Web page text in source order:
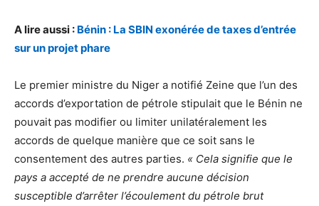
A lire aussi : Bénin : La SBIN exonérée de taxes d’entrée
sur un projet phare
Le premier ministre du Niger a notifié Zeine que l’un des
accords d’exportation de pétrole stipulait que le Bénin ne
pouvait pas modifier ou limiter unilatéralement les
accords de quelque manière que ce soit sans le
consentement des autres parties. « Cela signifie que le
pays a accepté de ne prendre aucune décision
susceptible d’arrêter l’écoulement du pétrole brut